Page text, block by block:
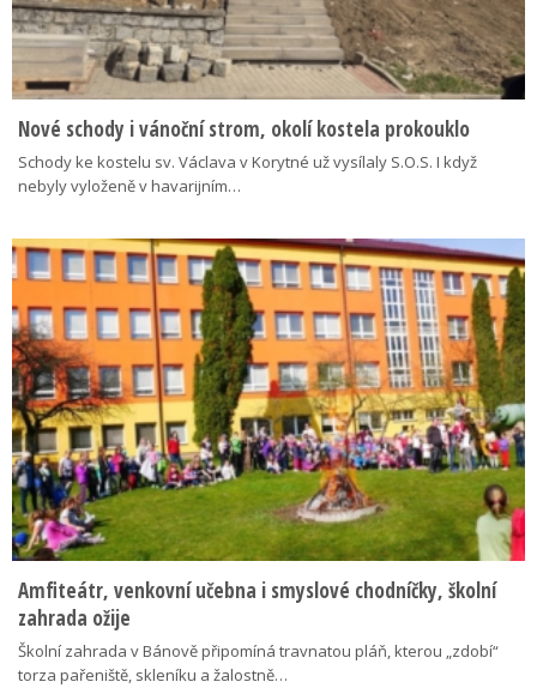
Nové schody i vánoční strom, okolí kostela prokouklo
Schody ke kostelu sv. Václava v Korytné už vysílaly S.O.S. I když
nebyly vyloženě v havarijním…
Amfiteátr, venkovní učebna i smyslové chodníčky, školní
zahrada ožije
Školní zahrada v Bánově připomíná travnatou pláň, kterou „zdobí“
torza pařeniště, skleníku a žalostně…